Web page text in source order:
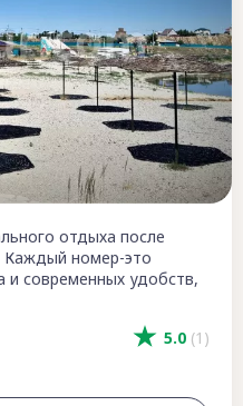
5.0 (1)
отдыха после
Каждый номер-это
и современных удобств,